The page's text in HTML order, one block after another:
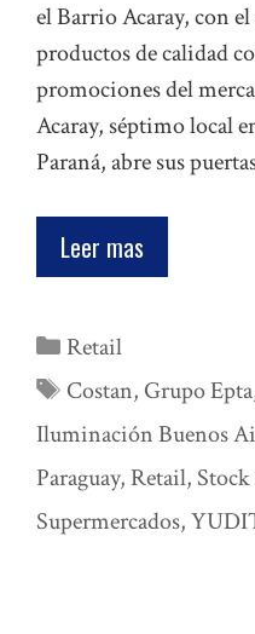
el Barrio Acaray, con
productos de calidad
promociones del
Acaray, séptimo local
Paraná, abre sus
Leer mas
Categorías
Retail
Etiquetas
Costan, Grupo Epta
Iluminación Buenos
Paraguay, Retail,
Supermercados,